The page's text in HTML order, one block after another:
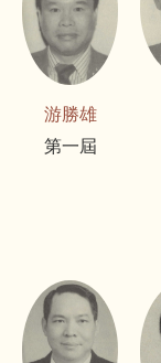
游勝雄
第一屆